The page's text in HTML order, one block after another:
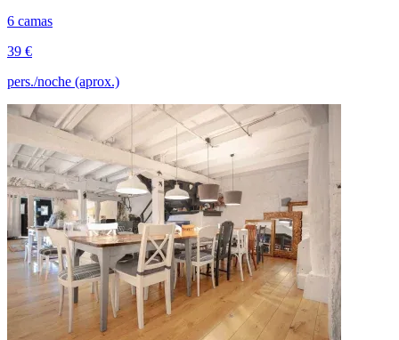
6 camas
39 €
pers./noche (aprox.)